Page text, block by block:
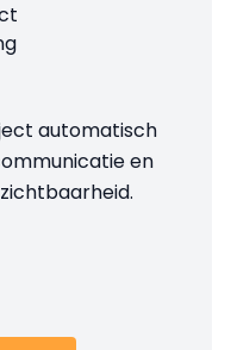
automatisch
en